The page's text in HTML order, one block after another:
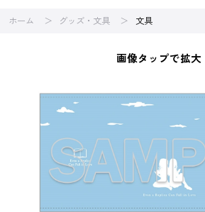
ホーム グッズ・文具 文具
画像タップで拡大